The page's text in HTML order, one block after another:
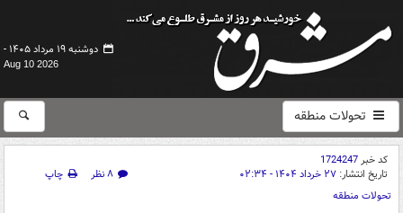
دوشنبه ۱۹ مرداد ۱۴۰۵ -
Aug 10 2026
تحولات منطقه
کد خبر1724247
تاریخ انتشار: ۲۷ خرداد ۱۴۰۴ - ۰۲:۳۴ ۸ نظر
چاپ
تحولات منطقه